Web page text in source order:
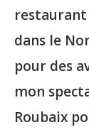
dans le
pour des
mon
Roubaix